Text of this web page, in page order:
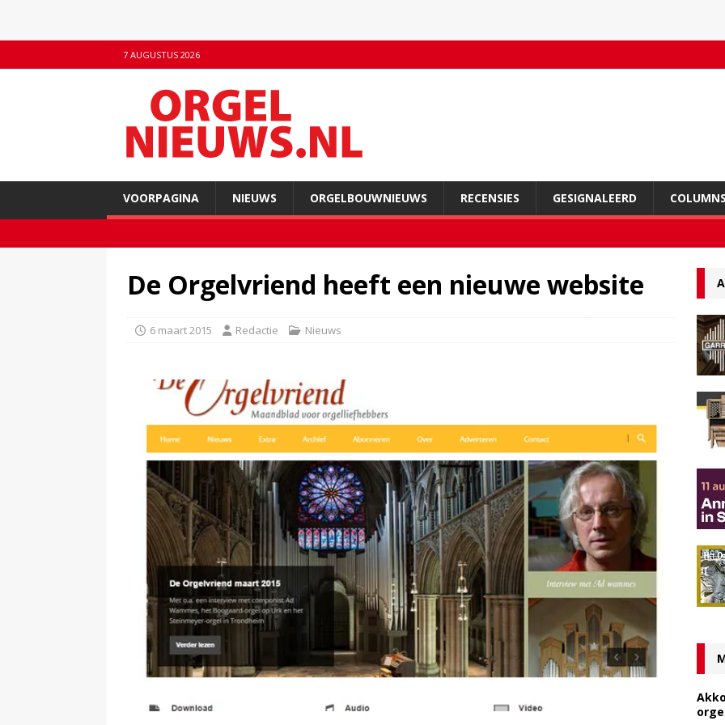
7 AUGUSTUS 2026
VOORPAGINA NIEUWS ORGELBOUWNIEUWS RECENSIES GESIGNALEERD
De Orgelvriend heeft een nieuwe website
6 maart 2015 Redactie Nieuws